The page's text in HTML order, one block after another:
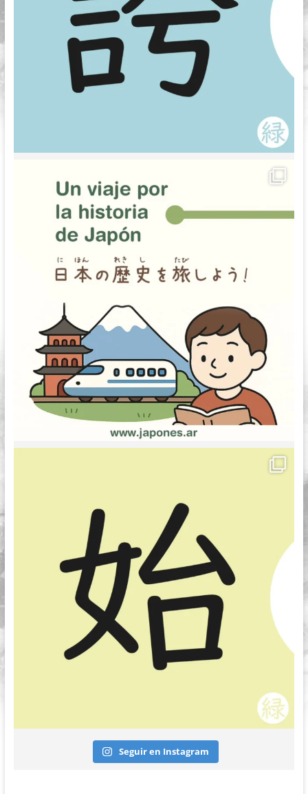
Seguir en Instagram